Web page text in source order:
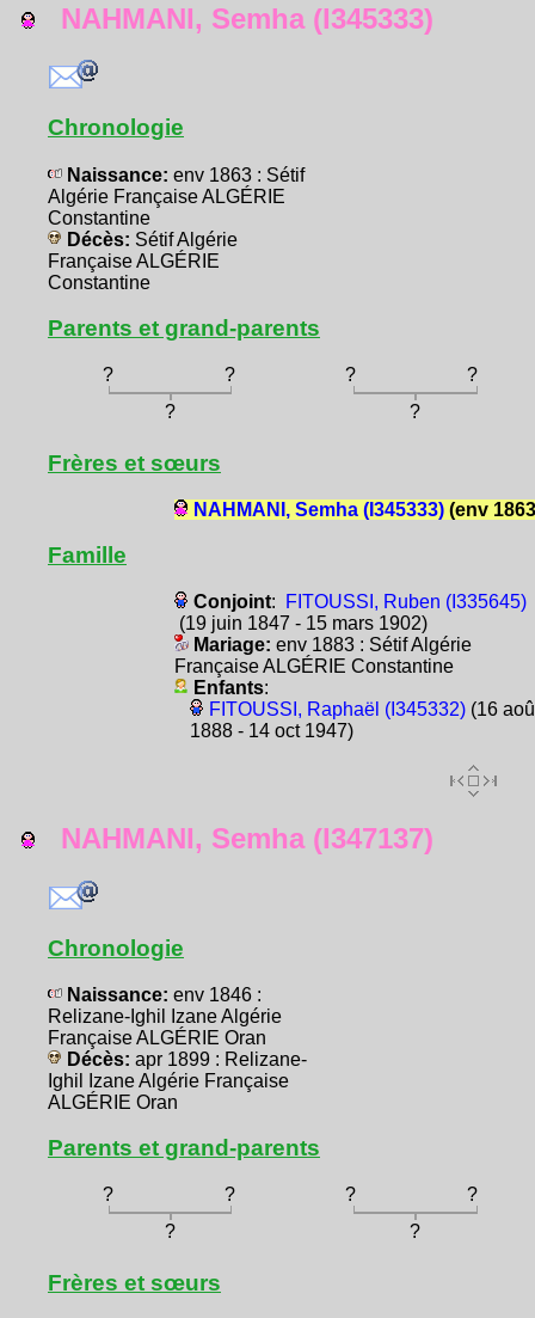
NAHMANI, Semha (I345333)
Chronologie
Naissance: env 1863 : Sétif
Algérie Française ALGÉRIE
Constantine
Décès: Sétif Algérie
Française ALGÉRIE
Constantine
Parents et grand-parents
? ? ?
?
?
?
Frères et sœurs
NAHMANI, Semha (I345333)(env
Famille
Conjoint:
FITOUSSI, Ruben (I335645)
(19 juin 1847 - 15 mars 1902)
Mariage: env 1883 : Sétif Algérie
Française ALGÉRIE Constantine
Enfants:
FITOUSSI, Raphaël (I345332)(16
1888 - 14 oct 1947)
NAHMANI, Semha (I347137)
Chronologie
Naissance: env 1846 :
Relizane-Ighil Izane Algérie
Française ALGÉRIE Oran
Décès: apr 1899 : Relizane-
Ighil Izane Algérie Française
ALGÉRIE Oran
Parents et grand-parents
? ? ?
?
?
?
Frères et sœurs